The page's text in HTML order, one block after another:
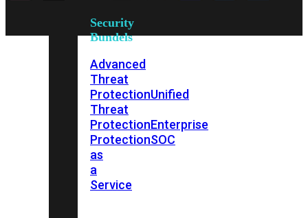
Security
Bundels
Advanced
Threat
ProtectionUnified
Threat
ProtectionEnterprise
ProtectionSOC
as
a
Service